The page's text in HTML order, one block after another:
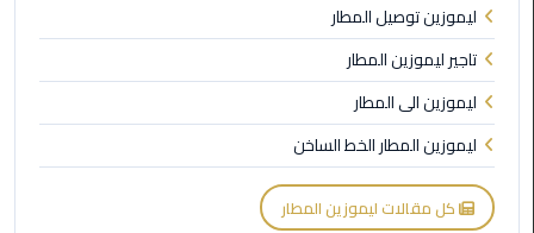
ليموزين
البحيرة
ليموزين
بلطيم
ليموزين
ليموزين توصيل المطار
تاجير ليموزين المطار
ليموزين الى المطار
ليموزين المطار الخط الساخن
كل مقالات ليموزين المطار